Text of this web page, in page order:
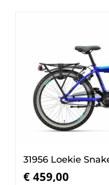
31956 Loekie
€ 459,00